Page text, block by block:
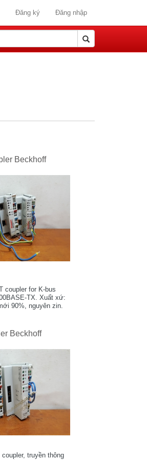
Đăng ký Đăng nhập
Beckhoff
coupler for K-bus
TX. Xuất xứ:
90%, nguyên zin.
Beckhoff
truyền thông